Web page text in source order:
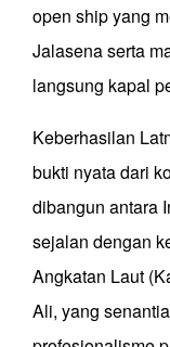
open ship yang
Jalasena serta
langsung kapal
Keberhasilan
bukti nyata dari
dibangun antara
sejalan dengan
Angkatan Laut
Ali, yang